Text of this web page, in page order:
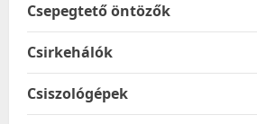
Csepegtető öntözők
Csirkehálók
Csiszológépek